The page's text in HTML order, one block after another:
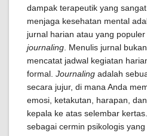
dampak terapeutik yang
menjaga kesehatan mental
jurnal harian atau yang
journaling . Menulis jurnal
mencatat jadwal kegiatan
formal. Journaling adalah
secara jujur, di mana Anda
emosi, ketakutan, harapan,
kepala ke atas selembar
sebagai cermin psikologis